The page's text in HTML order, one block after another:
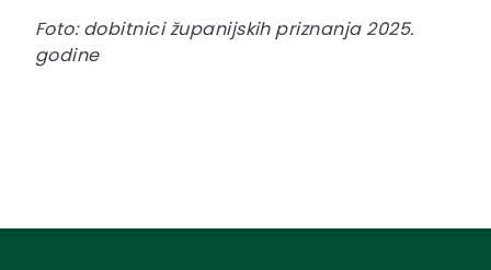
Foto: dobitnici županijskih priznanja 2025.
godine